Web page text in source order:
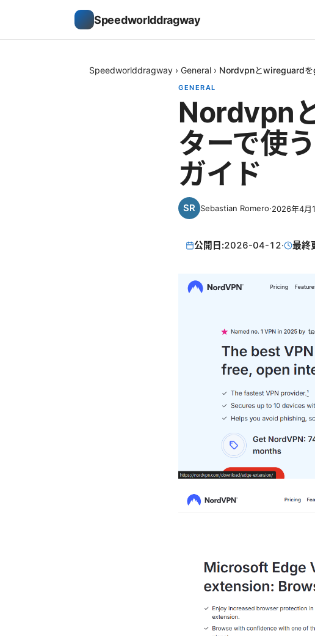
Speedworlddragway
Speedworlddragway › General › Nordvpnとwireguardを
GENERAL
Nordvpn
ターで使
ガイド
Sebastian Romero·2026年4月
公開日:2026-04-12· 最終